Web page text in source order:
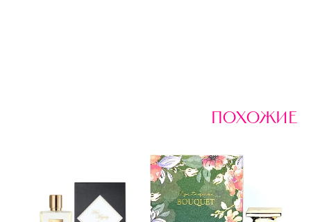
похожие